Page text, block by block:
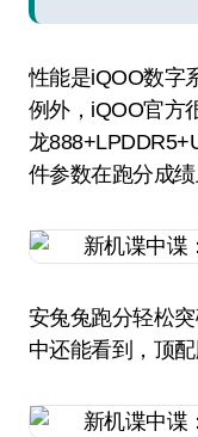
性能是iQOO数字
例外，iQOO官方
龙
件参数在跑分成绩
安兔兔跑分轻松
中还能看到，顶